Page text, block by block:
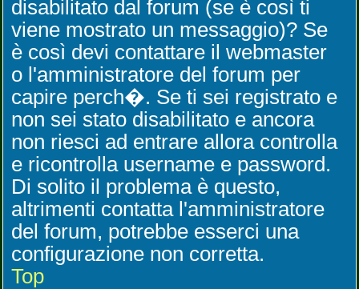
disabilitato dal forum (se è così ti
viene mostrato un messaggio)? Se
è così devi contattare il webmaster
o l'amministratore del forum per
capire perch�. Se ti sei registrato e
non sei stato disabilitato e ancora
non riesci ad entrare allora controlla
e ricontrolla username e password.
Di solito il problema è questo,
altrimenti contatta l'amministratore
del forum, potrebbe esserci una
configurazione non corretta.
Top